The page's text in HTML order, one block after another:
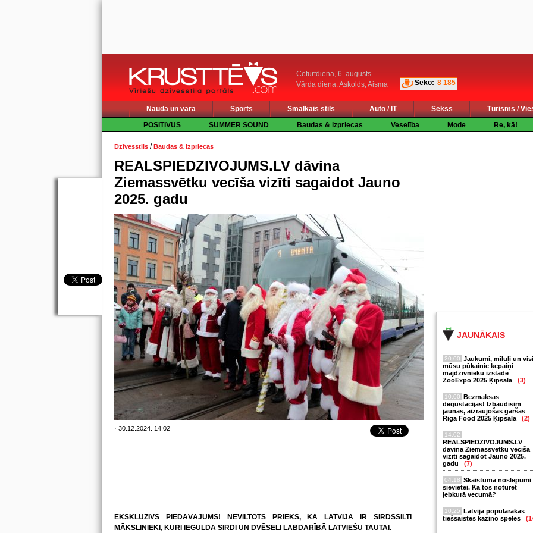
Ceturtdiena, 6. augusts
Vārda diena: Askolds, Aisma
Seko: 8 185
Nauda un vara Sports Smalkais stils Auto / IT Sekss
Tūrisms /
POSITIVUS
SUMMER SOUND Baudas & izpriecas Veselība Mode Re, kā!
JAUNĀKAIS
20:00 Jaukumi, mīluļi un visi
mūsu pūkainie ķepaiņi
mājdzīvnieku izstādē
ZooExpo 2025 Ķīpsalā
(3)
10:00 Bezmaksas
degustācijas! Izbaudīsim
jaunas, aizraujošas garšas
Riga Food 2025 Ķīpsalā
(2)
14:02
REALSPIEDZIVOJUMS.LV
dāvina Ziemassvētku vecīša
vizīti sagaidot Jauno 2025.
gadu
(7)
04:18 Skaistuma noslēpumi
sievietei. Kā tos noturēt
jebkurā vecumā?
10:25 Latvijā populārākās
tiešsaistes kazino spēles
Dzīvesstils /Baudas & izpriecas
REALSPIEDZIVOJUMS.LV dāvina
Ziemassvētku vecīša vizīti sagaidot Jauno
2025. gadu
· 30.12.2024. 14:02
EKSKLUZĪVS PIEDĀVĀJUMS! NEVILTOTS PRIEKS, KA LATVIJĀ IR SIRDSSILTI
MĀKSLINIEKI, KURI IEGULDA SIRDI UN DVĒSELI LABDARĪBĀ LATVIEŠU TAUTAI.